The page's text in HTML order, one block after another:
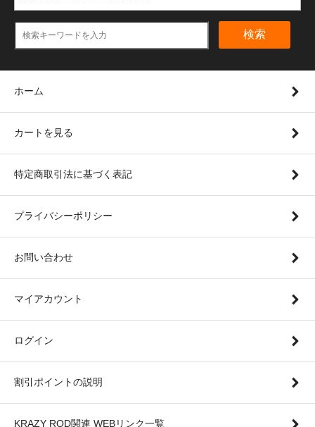
検索
ホーム
カートを見る
特定商取引法に基づく表記
プライバシーポリシー
お問い合わせ
マイアカウント
ログイン
割引ポイントの説明
KRAZY ROD関連 WEBリンク一覧